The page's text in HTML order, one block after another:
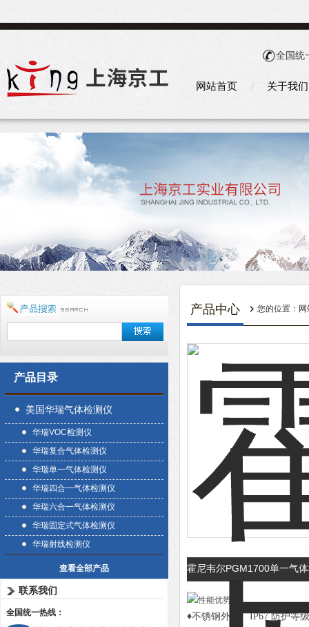
全国统
网站首页 关于我们
产品目录
美国华瑞气体检测仪
华瑞VOC检测仪
华瑞复合气体检测仪
华瑞单一气体检测仪
华瑞四合一气体检测仪
华瑞六合一气体检测仪
华瑞固定式气体检测仪
华瑞射线检测仪
查看全部产品
联系我们
全国统一热线：
产品中心 您的位置：
霍尼韦尔PGM1700单一气
♦不锈钢外壳、IP67 防护等